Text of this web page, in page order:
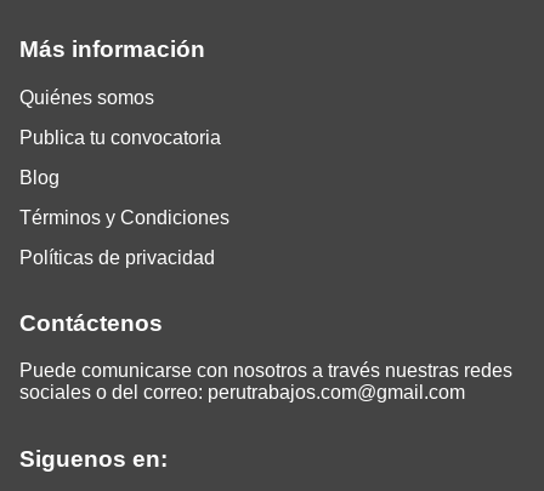
Más información
Quiénes somos
Publica tu convocatoria
Blog
Términos y Condiciones
Políticas de privacidad
Contáctenos
Puede comunicarse con nosotros a través nuestras redes
sociales o del correo: perutrabajos.com@gmail.com
Siguenos en: